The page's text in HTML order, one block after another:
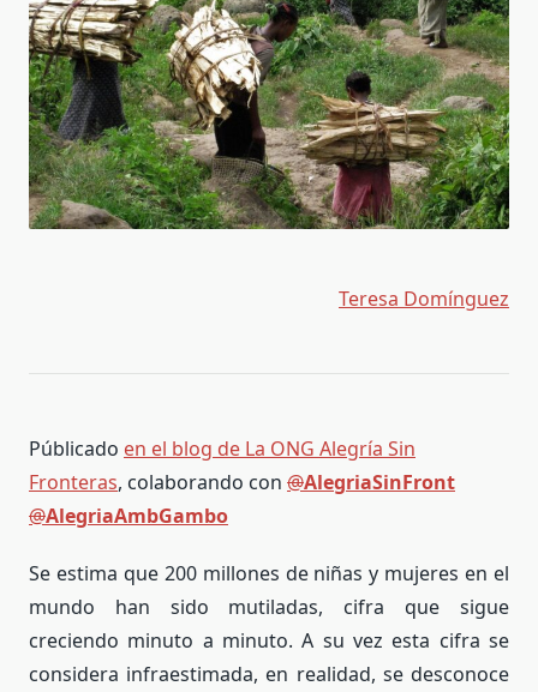
Teresa Domínguez
Públicado en el blog de La ONG Alegría Sin
Fronteras, colaborando con @AlegriaSinFront
@AlegriaAmbGambo
Se estima que 200 millones de niñas y mujeres en el
mundo han sido mutiladas, cifra que sigue
creciendo minuto a minuto. A su vez esta cifra se
considera infraestimada, en realidad, se desconoce